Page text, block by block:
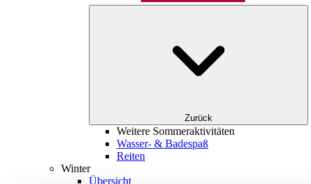
Zurück
Weitere Sommeraktivitäten
Wasser- & Badespaß
Reiten
Winter
Übersicht